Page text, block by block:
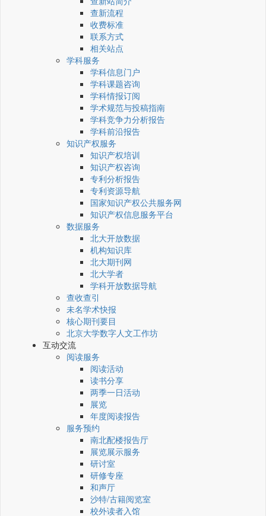
查新流程
收费标准
联系方式
相关站点
学科服务
学科信息门户
学科课题咨询
学科情报订阅
学术规范与投稿指南
学科竞争力分析报告
学科前沿报告
知识产权服务
知识产权培训
知识产权咨询
专利分析报告
专利资源导航
国家知识产权公共服务网
知识产权信息服务平台
数据服务
北大开放数据
机构知识库
北大期刊网
北大学者
学科开放数据导航
查收查引
未名学术快报
核心期刊要目
北京大学数字人文工作坊
互动交流
阅读服务
阅读活动
读书分享
两季一日活动
展览
年度阅读报告
服务预约
南北配楼报告厅
展览展示服务
研讨室
研修专座
和声厅
沙特/古籍阅览室
校外读者入馆